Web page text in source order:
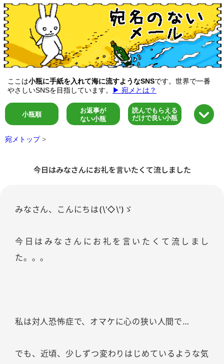
ここは小瓶に手紙を入れて海に流すようなSNSです。世界で一番
やさしいSNSを目指しています。
▶ 宛メとは？
小瓶順
お返事が
ない小瓶
読んでもらえる
だけで良い小瓶
宛メトップ >
今日はみなさんにお礼を言いたくて流しました
みなさん、こんにちは(\'◇\')ゞ
今日はみなさんにお礼を言いたくて流しまし
た。。。
私は対人恐怖症で、オマケに心の狭い人間で…
でも、近頃、少しずつ変わりはじめているような気